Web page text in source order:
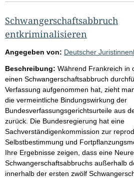
Schwangerschaftsabbruch
entkriminalisieren
Angegeben von: Deutscher
Beschreibung: Während Frankreich in
einen Schwangerschaftsabbruch
Verfassung aufgenommen hat, zieht
die vermeintliche Bindungswirkung der
Bundesverfassungsgerichtsurteile aus
zurück. Die Bundesregierung hat eine
Sachverständigenkommission zur
Selbstbestimmung und
Ihre Ergebnisse zeigen, dass eine
Schwangerschaftsabbruchs außerhalb
innerhalb der ersten zwölf